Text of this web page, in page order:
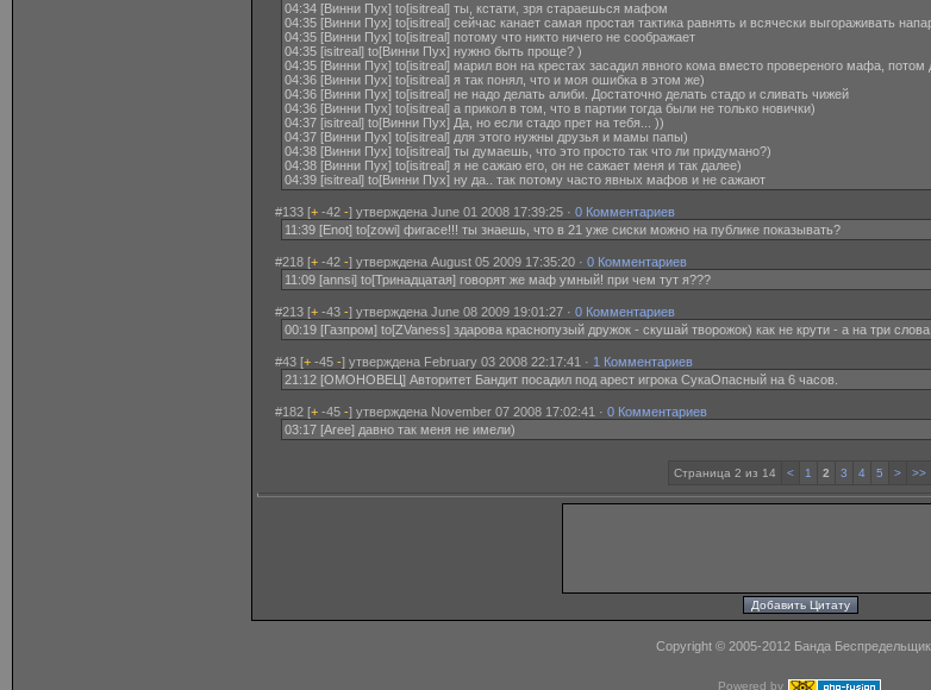
04:34 [Винни Пух] to[isitreal] ты, кстати, зря стараешься мафом
04:35 [Винни Пух] to[isitreal] сейчас канает самая простая тактика равнять и всячески выгораживать
04:35 [Винни Пух] to[isitreal] потому что никто ничего не соображает
04:35 [isitreal] to[Винни Пух] нужно быть проще? )
04:35 [Винни Пух] to[isitreal] марил вон на крестах засадил явного кома вместо провереного мафа, потом
04:36 [Винни Пух] to[isitreal] я так понял, что и моя ошибка в этом же)
04:36 [Винни Пух] to[isitreal] не надо делать алиби. Достаточно делать стадо и сливать чижей
04:36 [Винни Пух] to[isitreal] а прикол в том, что в партии тогда были не только новички)
04:37 [isitreal] to[Винни Пух] Да, но если стадо прет на тебя... ))
04:37 [Винни Пух] to[isitreal] для этого нужны друзья и мамы папы)
04:38 [Винни Пух] to[isitreal] ты думаешь, что это просто так что ли придумано?)
04:38 [Винни Пух] to[isitreal] я не сажаю его, он не сажает меня и так далее)
04:39 [isitreal] to[Винни Пух] ну да.. так потому часто явных мафов и не сажают
#133 [+ -42 -] утверждена June 01 2008 17:39:25 · 0 Комментариев
11:39 [Enot] to[zowi] фигасе!!! ты знаешь, что в 21 уже сиски можно на публике показывать?
#218 [+ -42 -] утверждена August 05 2009 17:35:20 · 0 Комментариев
11:09 [annsi] to[Тринадцатая] говорят же маф умный! при чем тут я???
#213 [+ -43 -] утверждена June 08 2009 19:01:27 · 0 Комментариев
00:19 [Газпром] to[ZVaness] здарова краснопузый дружок - скушай творожок) как не крути - а на три
#43 [+ -45 -] утверждена February 03 2008 22:17:41 · 1 Комментариев
21:12 [ОМОНОВЕЦ] Авторитет Бандит посадил под арест игрока СукаОпасный на 6 часов.
#182 [+ -45 -] утверждена November 07 2008 17:02:41 · 0 Комментариев
03:17 [Aree] давно так меня не имели)
Страница 2 из 14 < 1 2 3 4 5 > >>
Copyright © 2005-2012 Банда
Powered by